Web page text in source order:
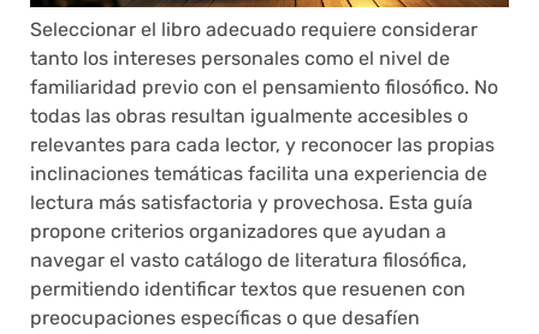
Seleccionar el libro adecuado requiere considerar
tanto los intereses personales como el nivel de
familiaridad previo con el pensamiento filosófico. No
todas las obras resultan igualmente accesibles o
relevantes para cada lector, y reconocer las propias
inclinaciones temáticas facilita una experiencia de
lectura más satisfactoria y provechosa. Esta guía
propone criterios organizadores que ayudan a
navegar el vasto catálogo de literatura filosófica,
permitiendo identificar textos que resuenen con
preocupaciones específicas o que desafíen